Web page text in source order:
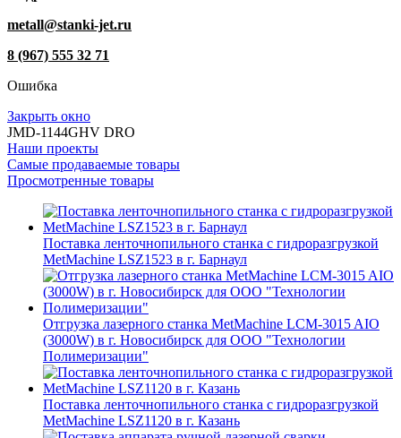
metall@stanki-jet.ru
8 (967) 555 32 71
Ошибка
Закрыть окно
JMD-1144GHV DRO
Наши проекты
Самые продаваемые товары
Просмотренные товары
Поставка ленточнопильного станка c гидроразгрузкой
MetMachine LSZ1523 в г. Барнаул
Отгрузка лазерного станка MetMachine LCM-3015 AIO
(3000W) в г. Новосибирск для ООО "Технологии
Полимеризации"
Поставка ленточнопильного станка c гидроразгрузкой
MetMachine LSZ1120 в г. Казань